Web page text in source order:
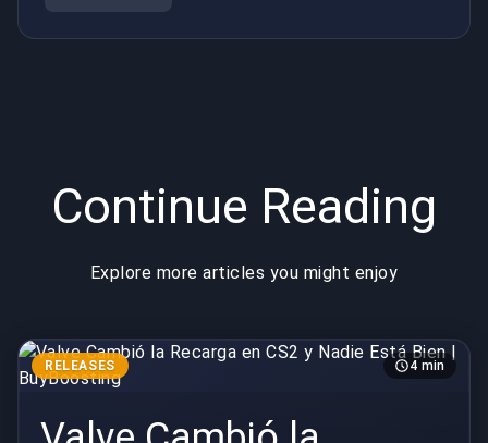
Continue Reading
Explore more articles you might enjoy
RELEASES 4 min